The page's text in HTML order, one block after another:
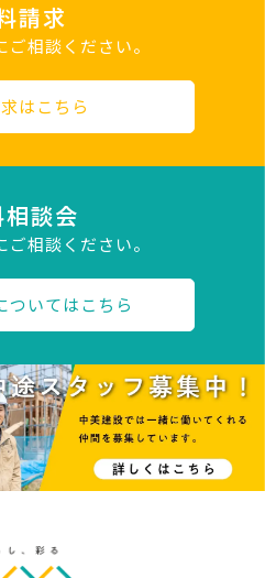
請求
ご相談ください。
はこちら
談会
ご相談ください。
ついてはこちら